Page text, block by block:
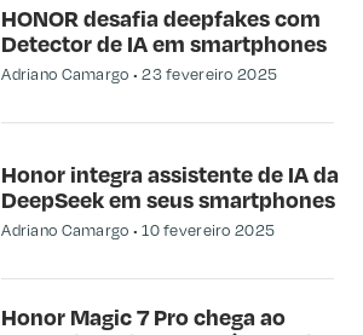
HONOR desafia deepfakes com
Detector de IA em smartphones
Adriano Camargo 23 fevereiro 2025
Honor integra assistente de IA da
DeepSeek em seus smartphones
Adriano Camargo 10 fevereiro 2025
Honor Magic 7 Pro chega ao